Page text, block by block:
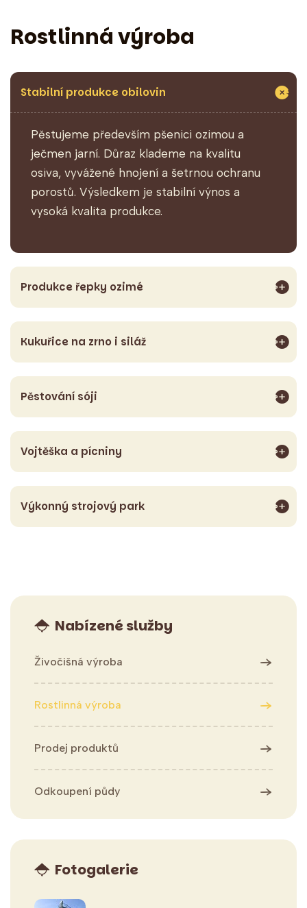
Nabízené služby
Živočišná výroba
Rostlinná výroba
Prodej produktů
Odkoupení půdy
Fotogalerie
Rostlinná výroba
Stabilní produkce obilovin
Pěstujeme především pšenici ozimou a
ječmen jarní. Důraz klademe na kvalitu
osiva, vyvážené hnojení a šetrnou ochranu
porostů. Výsledkem je stabilní výnos a
vysoká kvalita produkce.
Produkce řepky ozimé
Kukuřice na zrno i siláž
Pěstování sóji
Vojtěška a pícniny
Výkonný strojový park